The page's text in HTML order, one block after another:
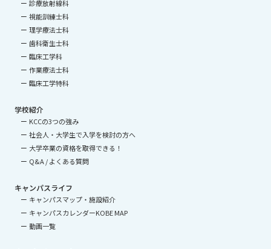
診療放射線科
視能訓練士科
理学療法士科
歯科衛生士科
臨床工学科
作業療法士科
臨床工学特科
学校紹介
KCCの3つの強み
社会人・大学生で入学を検討の方へ
大学卒業の資格を取得できる！
Q&A / よくある質問
キャンパスライフ
キャンパスマップ・施設紹介
キャンパスカレンダーKOBE MAP
動画一覧